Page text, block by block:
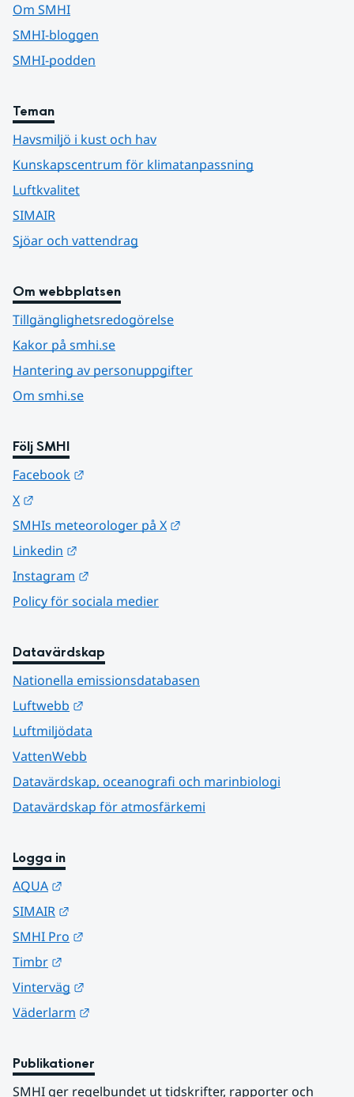
Om SMHI
SMHI-bloggen
SMHI-podden
Teman
Havsmiljö i kust och hav
Kunskapscentrum för klimatanpassning
Luftkvalitet
SIMAIR
Sjöar och vattendrag
Om webbplatsen
Tillgänglighetsredogörelse
Kakor på smhi.se
Hantering av personuppgifter
Om smhi.se
Följ SMHI
Facebook
X
SMHIs meteorologer på X
Linkedin
Instagram
Policy för sociala medier
Datavärdskap
Nationella emissionsdatabasen
Luftwebb
Luftmiljödata
VattenWebb
Datavärdskap, oceanografi och marinbiologi
Datavärdskap för atmosfärkemi
Logga in
AQUA
SIMAIR
SMHI Pro
Timbr
Vinterväg
Väderlarm
Publikationer
SMHI ger regelbundet ut tidskrifter, rapporter och